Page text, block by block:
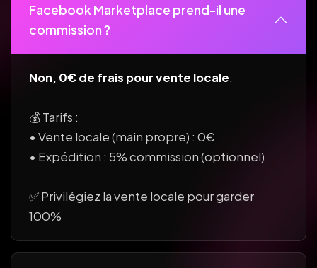
Facebook Marketplace prend-il une
commission ?
Non, 0€ de frais pour vente locale.
💰 Tarifs :
• Vente locale (main propre) : 0€
• Expédition : 5% commission (optionnel)
✅ Privilégiez la vente locale pour garder
100%